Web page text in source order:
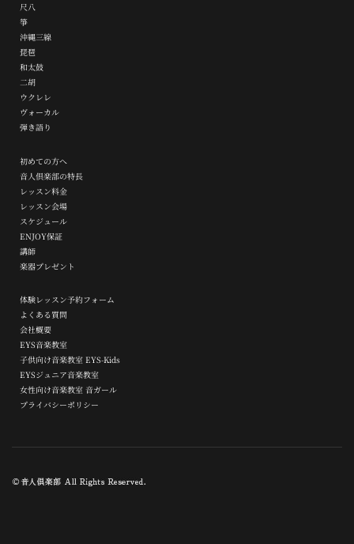
尺八
箏
沖縄三線
琵琶
和太鼓
二胡
ウクレレ
ヴォーカル
弾き語り
初めての方へ
音人倶楽部の特長
レッスン料金
レッスン会場
スケジュール
ENJOY保証
講師
楽器プレゼント
体験レッスン予約フォーム
よくある質問
会社概要
EYS音楽教室
子供向け音楽教室 EYS-Kids
EYSジュニア音楽教室
女性向け音楽教室 音ガール
プライバシーポリシー